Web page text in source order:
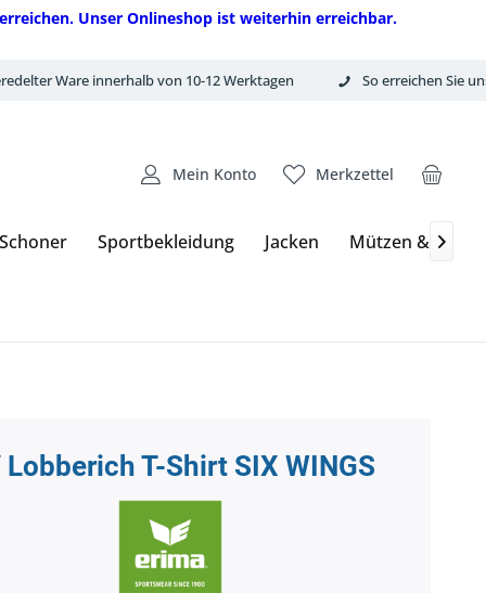
Unser Onlineshop ist weiterhin erreichbar.
Ware innerhalb von 10-12 Werktagen So erreichen Sie
Merkzettel
Mein Konto
Sportbekleidung Jacken Mützen & 
Lobberich T-Shirt SIX WINGS